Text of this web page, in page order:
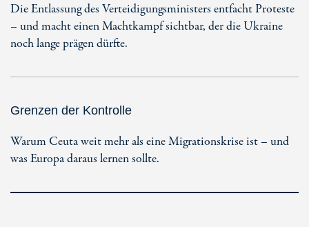
Die Entlassung des Verteidigungsministers entfacht Proteste
– und macht einen Machtkampf sichtbar, der die Ukraine
noch lange prägen dürfte.
Grenzen der Kontrolle
Warum Ceuta weit mehr als eine Migrationskrise ist – und
was Europa daraus lernen sollte.